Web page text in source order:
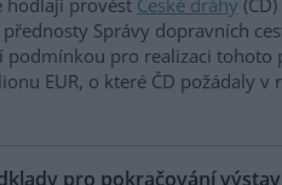
hodlají provést České dráhy
Správy dopravních
podmínkou pro realizaci tohoto
EUR, o které ČD požádaly v
pro pokračování